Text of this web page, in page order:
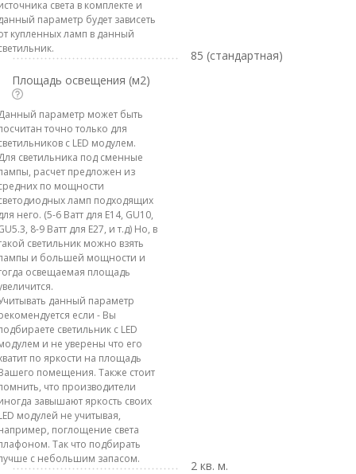
света в комплекте и
параметр будет зависеть
купленных ламп в данный
85 (стандартная)
Площадь освещения (м2)
параметр может быть
точно только для
с LED модулем.
светильника под сменные
расчет предложен из
по мощности
ламп подходящих
него. (5-6 Ватт для E14, GU10,
8-9 Ватт для E27, и т.д) Но, в
светильник можно взять
и большей мощности и
освещаемая площадь
данный параметр
если - Вы
светильник с LED
и не уверены что его
по яркости на площадь
помещения. Также стоит
что производители
завышают яркость своих
модулей не учитывая,
поглощение света
Так что подбирать
с небольшим запасом.
2 кв. м.